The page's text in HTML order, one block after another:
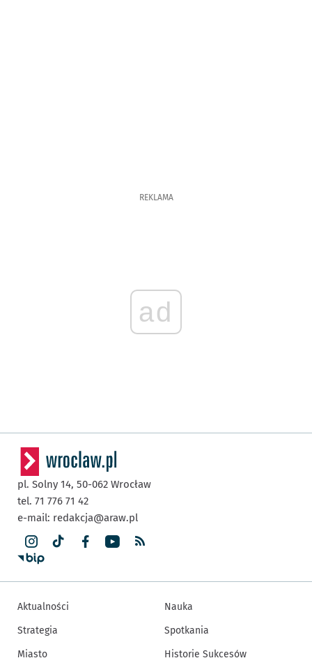
REKLAMA
ad
pl. Solny 14, 50-062 Wrocław
tel. 71 776 71 42
e-mail: redakcja@araw.pl
Aktualności
Strategia
Miasto
Nauka
Spotkania
Historie Sukcesów